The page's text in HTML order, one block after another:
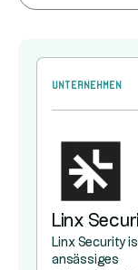
Unternehmen
Linx
Linx Security
ansässiges